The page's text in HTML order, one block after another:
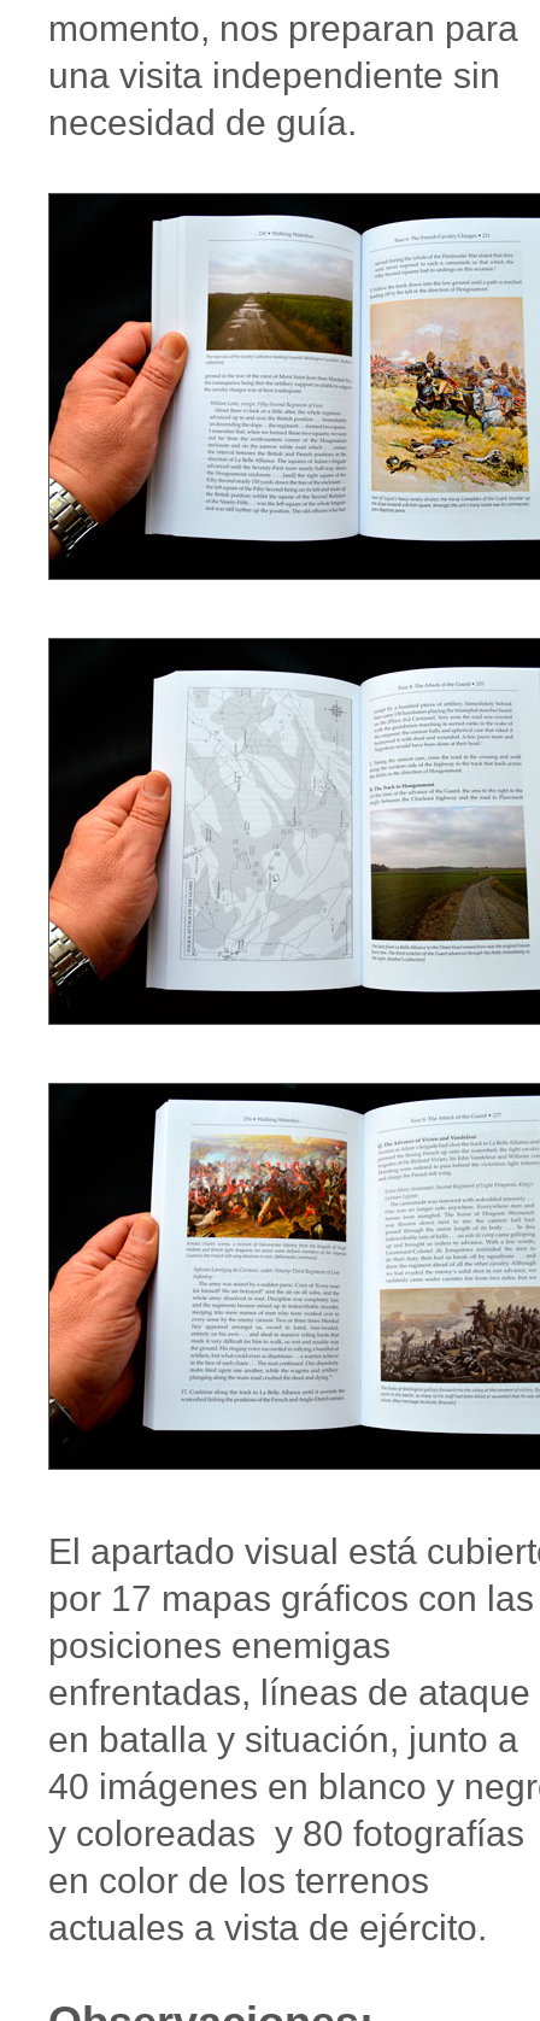
momento, nos preparan para
una visita independiente sin
necesidad de guía.
El apartado visual está
por 17 mapas gráficos con las
posiciones enemigas
enfrentadas, líneas de ataque
en batalla y situación, junto a
40 imágenes en blanco y
y coloreadas y 80 fotografías
en color de los terrenos
actuales a vista de ejército.